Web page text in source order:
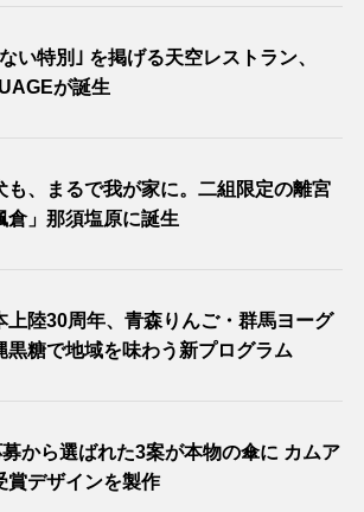
い特別｣ を掲げる天空レストラン、
が誕生
も、まるで我が家に。二組限定の離宮
倉」那須塩原に誕生
上陸30周年、青森りんご・群馬ヨーグ
黒糖で地域を味わう新プログラム
から選ばれた3案が本物の傘に カムア
賞デザインを製作